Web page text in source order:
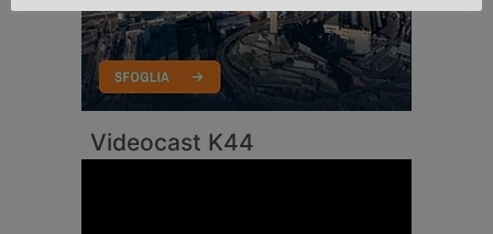
Videocast K44